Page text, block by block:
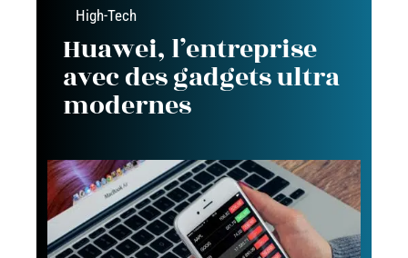
High-Tech
Huawei, l’entreprise
avec des gadgets ultra
modernes